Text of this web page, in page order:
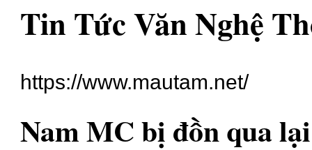
Tin Tức Văn Nghệ
https://www.mautam.net/
Nam MC bị đồn qua